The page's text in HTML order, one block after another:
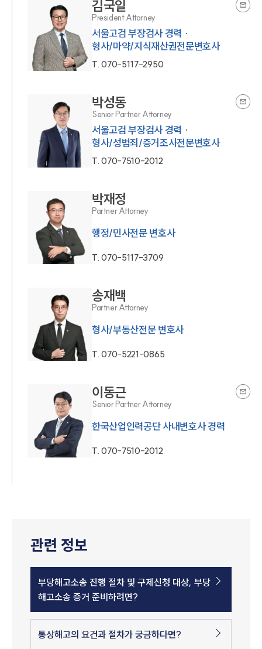
김국일
President Attorney
서울고검 부장검사 경력 ·
형사/마약/지식재산권전문변호사
T.070-5117-2950
박성동
Senior Partner Attorney
서울고검 부장검사 경력 ·
형사/성범죄/증거조사전문변호사
T.070-7510-2012
박재정
Partner Attorney
행정/민사전문 변호사
T.070-5117-3709
송재백
Partner Attorney
형사/부동산전문 변호사
T.070-5221-0865
이동근
Senior Partner Attorney
한국산업인력공단 사내변호사 경력
T.070-7510-2012
관련 정보
부당해고소송 진행 절차 및 구제신청 대상, 부당
해고소송 증거 준비하려면?
통상해고의 요건과 절차가 궁금하다면?